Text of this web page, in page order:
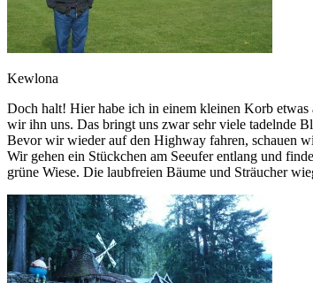
Kewlona
Doch halt! Hier habe ich in einem kleinen Korb
wir ihn uns. Das bringt uns zwar sehr viele tadelnde
Bevor wir wieder auf den Highway fahren, schauen
Wir gehen ein Stückchen am Seeufer entlang und
grüne Wiese. Die laubfreien Bäume und Sträucher